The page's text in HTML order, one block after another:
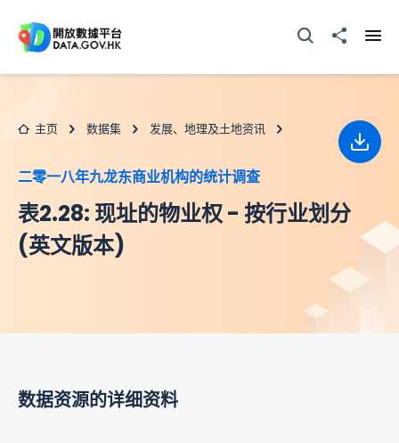
打开搜寻器分享至
主页 数据集 发展、地理及土地资讯
二零一八年九龙东商业机构的统计调查
表2.28: 现址的物业权 - 按行业划分
(英文版本)
下载
数据资源的详细资料